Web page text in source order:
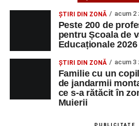
OCUPAŢIA
Technology Srl
OPERATOR LA
CU COMANDA
NUMERICA
Adaugă-ne ca
ȘTIRI DIN ZONĂ acum 2
Peste 200 de
pentru Școala de
Educaționale 2026
ȘTIRI DIN ZONĂ acum 3
Familie cu un
de jandarmii
ce s-a rătăcit în
Muierii
PUBLICITATE